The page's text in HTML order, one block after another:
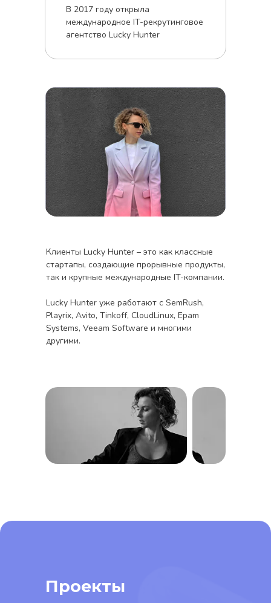
В 2017 году открыла
международное IT-рекрутинговое
агентство Lucky Hunter
Клиенты Lucky Hunter – это как классные
стартапы, создающие прорывные продукты,
так и крупные международные IT-компании.
Lucky Hunter уже работают с SemRush,
Playrix, Avito, Tinkoff, CloudLinux, Epam
Systems, Veeam Software и многими
другими.
Проекты